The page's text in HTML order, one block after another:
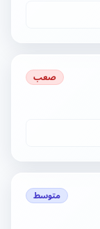
صعب
متوسط